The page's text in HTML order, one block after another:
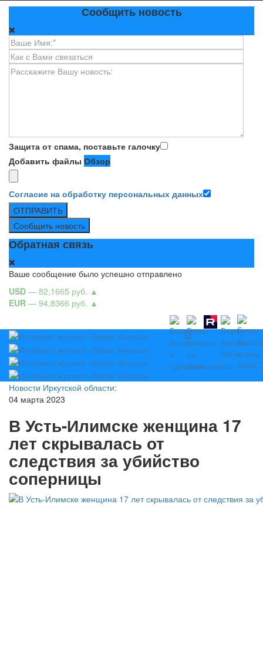
Сообщить новость
Защита от спама, поставьте галочку
Добавить файлы Обзор
Согласие на обработку персональных данных
ОТПРАВИТЬ
Сообщить новость
Обратная связь
Ваше сообщение было успешно отправлено
USD — 82,1665 руб. ▲
EUR — 94,8366 руб. ▲
Новости Иркутской области:
04 марта 2023
В Усть-Илимске женщина 17
лет скрывалась от
следствия за убийство
соперницы